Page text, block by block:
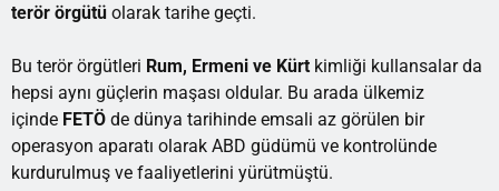
terör örgütü olarak tarihe geçti.
Bu terör örgütleri Rum, Ermeni ve Kürt kimliği kullansalar da
hepsi aynı güçlerin maşası oldular. Bu arada ülkemiz
içinde FETÖ de dünya tarihinde emsali az görülen bir
operasyon aparatı olarak ABD güdümü ve kontrolünde
kurdurulmuş ve faaliyetlerini yürütmüştü.